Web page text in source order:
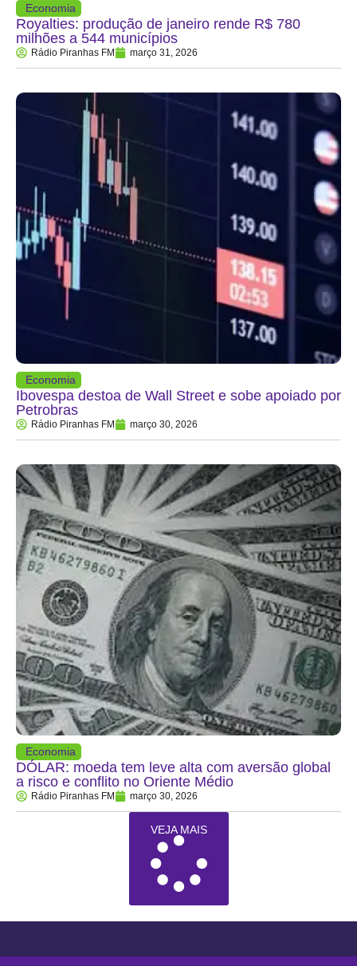
Economia
Royalties: produção de janeiro rende R$ 780
milhões a 544 municípios
Rádio Piranhas FM março 31, 2026
Economia
Ibovespa destoa de Wall Street e sobe apoiado por
Petrobras
Rádio Piranhas FM março 30, 2026
Economia
DÓLAR: moeda tem leve alta com aversão global
a risco e conflito no Oriente Médio
Rádio Piranhas FM março 30, 2026
VEJA MAIS